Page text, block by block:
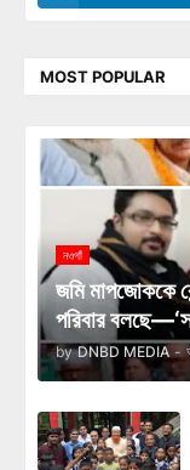
MOST POPULAR
নওগাঁ
জমি মাপজোককে
পরিবার
by DNBD MEDIA -